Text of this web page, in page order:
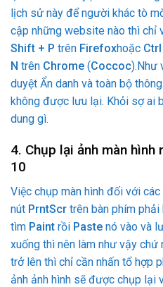
lịch sử này để người khác tò
cập những website nào thì chỉ
Shift + P trên Firefoxhoặc
N trên Chrome (Coccoc).Như
duyệt Ẩn danh và toàn bộ
không được lưu lại. Khỏi sợ ai
dung gì.
4. Chụp lại ảnh màn hình
10
Việc chụp màn hình đối với
nút PrntScr trên bàn phím
tìm Paint rồi Paste nó vào và
xuống thì nên làm như vậy
trở lên thì chỉ cần nhấn tổ hợp
ảnh ảnh hình sẽ được chụp lại